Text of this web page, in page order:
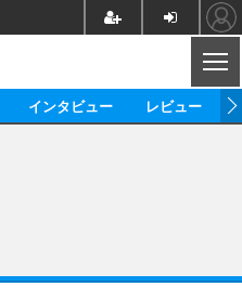
インタビュー レビュー